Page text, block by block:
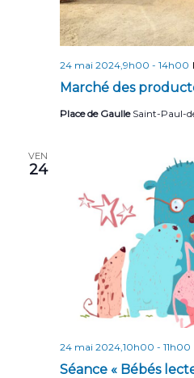
Marché des
24 mai 2024,9h00 - 14h00
Place de Gaulle Saint-Paul-
VEN
24
Séance « Bébés
24 mai 2024,10h00 - 11h00